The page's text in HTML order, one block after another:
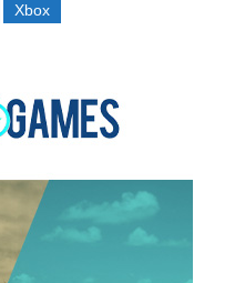
Xbox